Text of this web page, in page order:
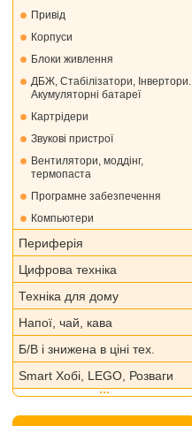
Привід
Корпуси
Блоки живлення
ДБЖ, Стабілізатори, Інвертори.
Акумуляторні батареї
Картрідери
Звукові пристрої
Вентилятори, моддінг,
термопаста
Програмне забезпечення
Компьютери
Периферія
Цифрова техніка
Техніка для дому
Напої, чай, кава
Б/В і знижена в ціні тех.
Smart Хобі, LEGO, Розваги